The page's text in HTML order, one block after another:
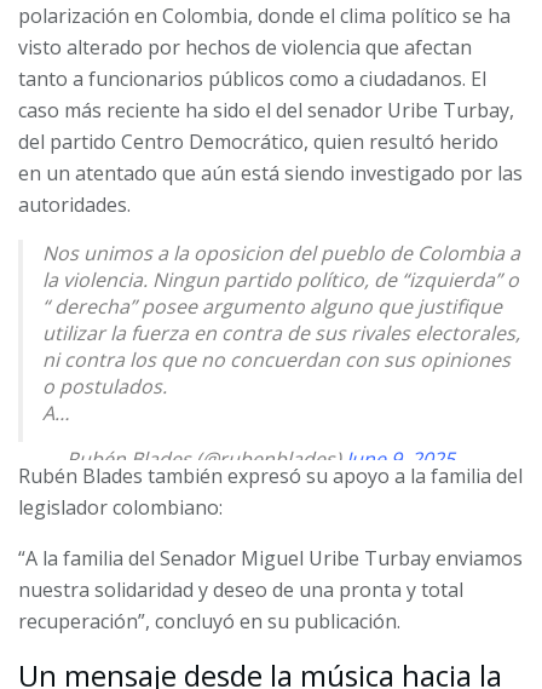
polarización en Colombia, donde el clima político se ha
visto alterado por hechos de violencia que afectan
tanto a funcionarios públicos como a ciudadanos. El
caso más reciente ha sido el del senador Uribe Turbay,
del partido Centro Democrático, quien resultó herido
en un atentado que aún está siendo investigado por las
autoridades.
Nos unimos a la oposicion del pueblo de Colombia a
la violencia. Ningun partido político, de “izquierda” o
“ derecha” posee argumento alguno que justifique
utilizar la fuerza en contra de sus rivales electorales,
ni contra los que no concuerdan con sus opiniones
o postulados.
A…
— Rubén Blades (@rubenblades) June 9, 2025
Rubén Blades también expresó su apoyo a la familia del
legislador colombiano:
“A la familia del Senador Miguel Uribe Turbay enviamos
nuestra solidaridad y deseo de una pronta y total
recuperación”, concluyó en su publicación.
Un mensaje desde la música hacia la